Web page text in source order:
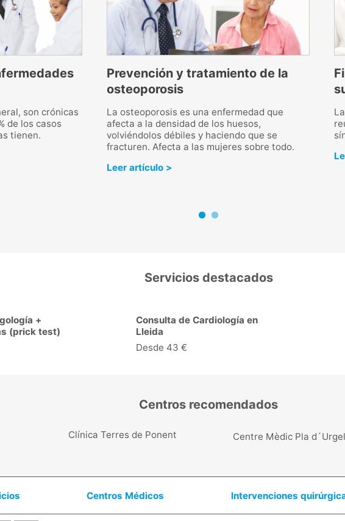
son crónicas
de los casos
tienen.
Prevención y tratamiento de la
osteoporosis
La osteoporosis es una enfermedad que
afecta a la densidad de los huesos,
volviéndolos débiles y haciendo que se
fracturen. Afecta a las mujeres sobre todo.
Leer artículo >
Servicios destacados
en
Ecocardiograma + Doppler
Color en Lleida
Desde 126 €
Centros recomendados
Clínica Terres de Ponent Centre Mèdic Pla
Centros Médicos Intervenciones